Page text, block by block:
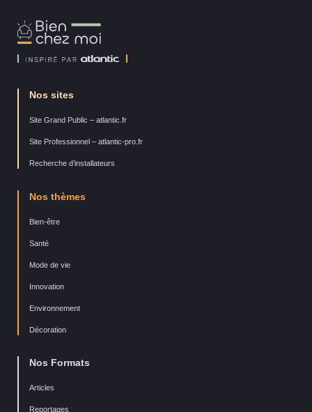
Bien
Chez
Nos sites
Site Grand Public – atlantic.fr
Site Professionnel – atlantic-pro.fr
Recherche d’installateurs
Nos thèmes
Bien-être
Santé
Mode de vie
Innovation
Environnement
Décoration
Nos Formats
Articles
Reportages